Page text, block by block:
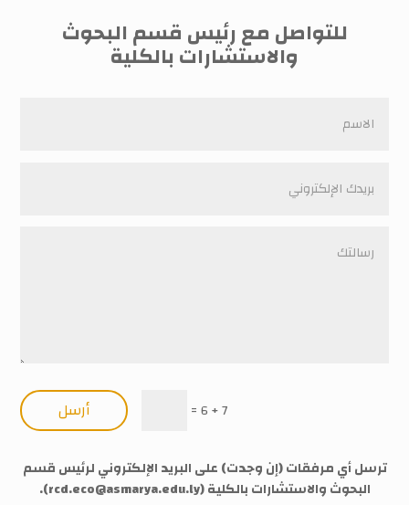
للتواصل مع رئيس قسم البحوث
والاستشارات بالكلية
أرسل 7 + 6
=
ترسل أي مرفقات (إن وجدت) على البريد الإلكتروني لرئيس قسم
البحوث والاستشارات بالكلية (rcd.eco@asmarya.edu.ly
).